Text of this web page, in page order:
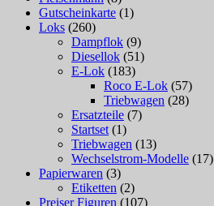
Gutscheinkarte (1)
Loks (260)
Dampflok (9)
Diesellok (51)
E-Lok (183)
Roco E-Lok (57)
Triebwagen (28)
Ersatzteile (7)
Startset (1)
Triebwagen (13)
Wechselstrom-Modelle (17)
Papierwaren (3)
Etiketten (2)
Preiser Figuren (107)